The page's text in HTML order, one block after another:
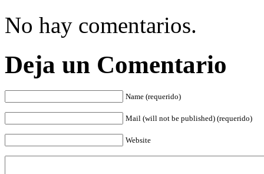
No hay comentarios.
Deja un Comentario
Name (requerido)
Mail (will not be published) (requerido)
Website